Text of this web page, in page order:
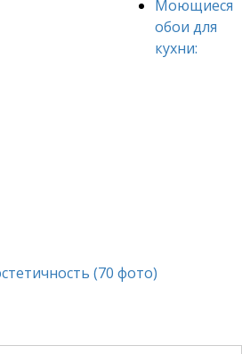
Моющиеся
обои для
кухни:
(70 фото)